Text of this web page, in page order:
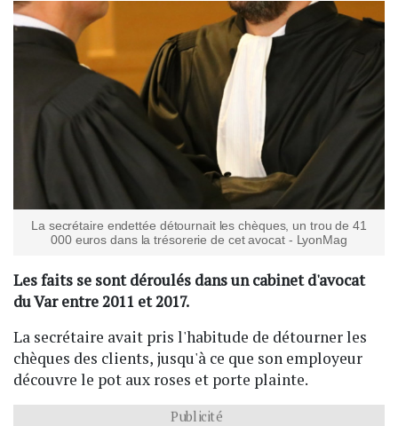
La secrétaire endettée détournait les chèques, un trou de 41
000 euros dans la trésorerie de cet avocat - LyonMag
Les faits se sont déroulés dans un cabinet d'avocat
du Var entre 2011 et 2017.
La secrétaire avait pris l'habitude de détourner les
chèques des clients, jusqu'à ce que son employeur
découvre le pot aux roses et porte plainte.
Publicité